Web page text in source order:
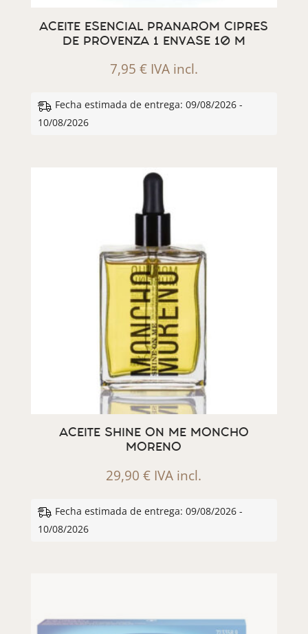
ACEITE ESENCIAL PRANAROM CIPRES
DE PROVENZA 1 ENVASE 10 M
7,95 € IVA incl.
Fecha estimada de entrega: 09/08/2026 -
10/08/2026
ACEITE SHINE ON ME MONCHO
MORENO
29,90€ IVA incl.
Fecha estimada de entrega: 09/08/2026 -
10/08/2026